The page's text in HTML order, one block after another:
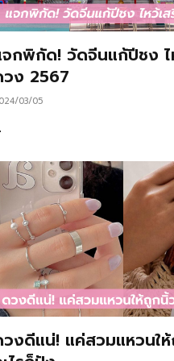
กพิกัด! วัดจีนแก้ปีชง ไ
ง 2567
03/05
งดีแน่! แค่สวมแหวนใ